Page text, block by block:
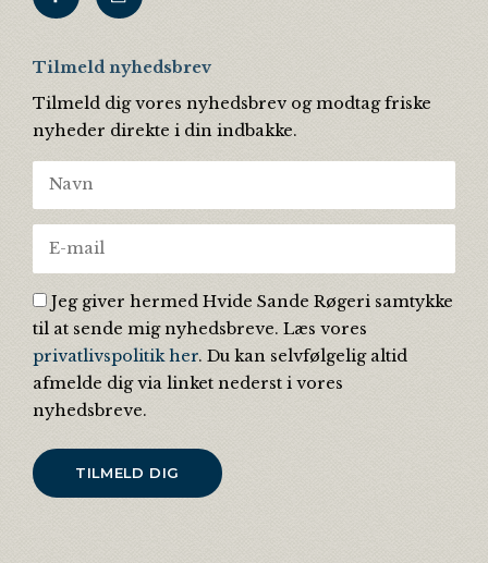
Tilmeld nyhedsbrev
Tilmeld dig vores nyhedsbrev og modtag friske
nyheder direkte i din indbakke.
Jeg giver hermed Hvide Sande Røgeri samtykke
til at sende mig nyhedsbreve. Læs vores
privatlivspolitik her. Du kan selvfølgelig altid
afmelde dig via linket nederst i vores
nyhedsbreve.